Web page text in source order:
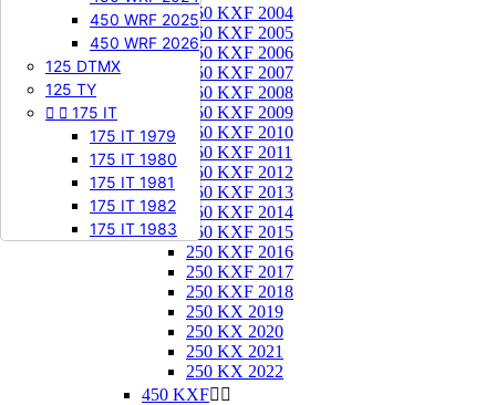
450 WRF 2025
450 WRF 2026
125 DTMX
125 TY
  175 IT
175 IT 1979
175 IT 1980
175 IT 1981
175 IT 1982
175 IT 1983
250 KXF 2004
250 KXF 2005
250 KXF 2006
250 KXF 2007
250 KXF 2008
250 KXF 2009
250 KXF 2010
250 KXF 2011
250 KXF 2012
250 KXF 2013
250 KXF 2014
250 KXF 2015
250 KXF 2016
250 KXF 2017
250 KXF 2018
250 KX 2019
250 KX 2020
250 KX 2021
250 KX 2022
450 KXF 